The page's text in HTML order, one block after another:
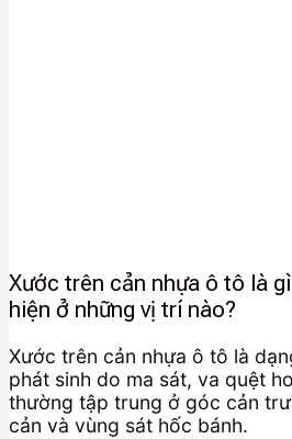
Xước trên cản nhựa ô tô là
hiện ở những vị trí nào?
Xước trên cản nhựa ô tô là
phát sinh do ma sát, va quệt
thường tập trung ở góc cản
cản và vùng sát hốc bánh.